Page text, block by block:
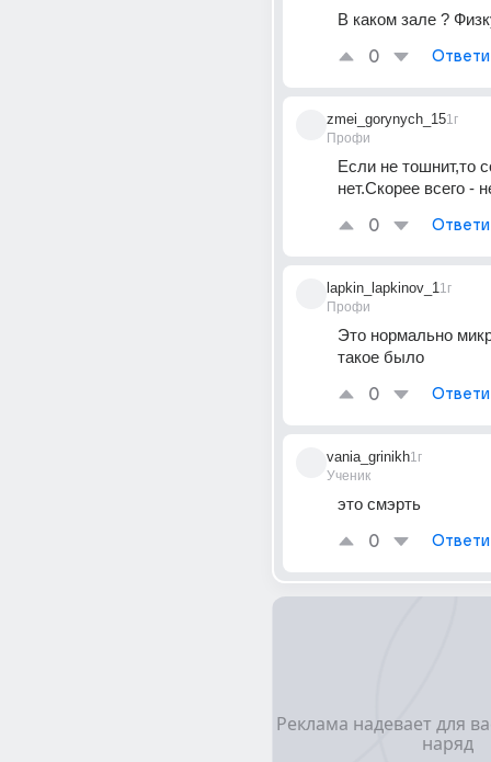
В каком зале ?
0
zmei_gorynych_15
Профи
1г
Если не тошнит,то
нет.Скорее всего -
0
lapkin_lapkinov_1
Профи
1г
Это нормально
такое было
0
vania_grinikh
Ученик
1г
это смэрть
0